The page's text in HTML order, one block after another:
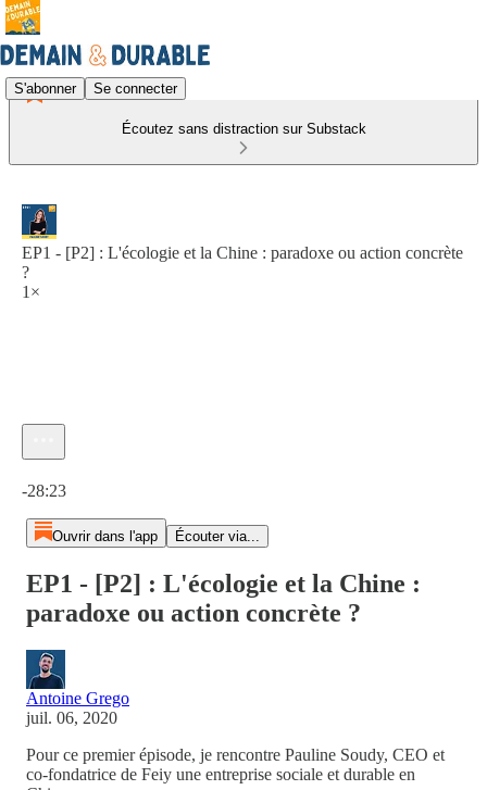
S'abonner Se connecter
Écoutez sans distraction sur Substack
EP1 - [P2] : L'écologie et la Chine : paradoxe ou action concrète
?
1×
-28:23
Ouvrir dans l'app Écouter via...
EP1 - [P2] : L'écologie et la Chine :
paradoxe ou action concrète ?
Antoine Grego
juil. 06, 2020
Pour ce premier épisode, je rencontre Pauline Soudy, CEO et
co-fondatrice de Feiy une entreprise sociale et durable en